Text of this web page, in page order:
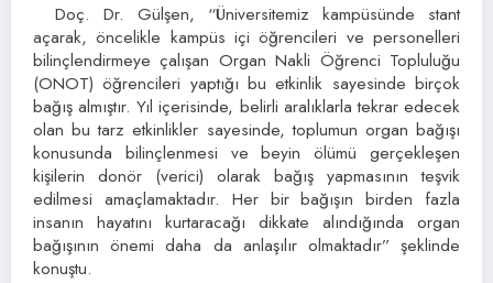
Doç. Dr. Gülşen, “Üniversitemiz kampüsünde stant
açarak, öncelikle kampüs içi öğrencileri ve personelleri
bilinçlendirmeye çalışan Organ Nakli Öğrenci Topluluğu
(ONOT) öğrencileri yaptığı bu etkinlik sayesinde birçok
bağış almıştır. Yıl içerisinde, belirli aralıklarla tekrar edecek
olan bu tarz etkinlikler sayesinde, toplumun organ bağışı
konusunda bilinçlenmesi ve beyin ölümü gerçekleşen
kişilerin donör (verici) olarak bağış yapmasının teşvik
edilmesi amaçlamaktadır. Her bir bağışın birden fazla
insanın hayatını kurtaracağı dikkate alındığında organ
bağışının önemi daha da anlaşılır olmaktadır” şeklinde
konuştu.